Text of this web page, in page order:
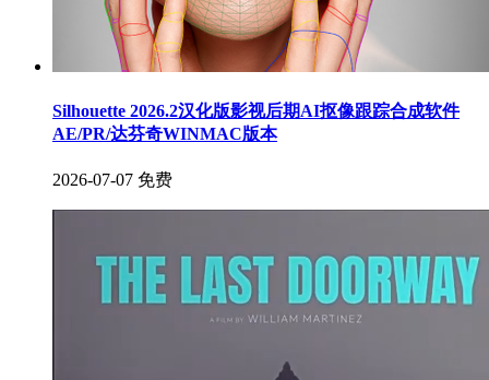
Silhouette 2026.2汉化版影视后期AI抠像跟踪合成软件
AE/PR/达芬奇WINMAC版本
2026-07-07 免费